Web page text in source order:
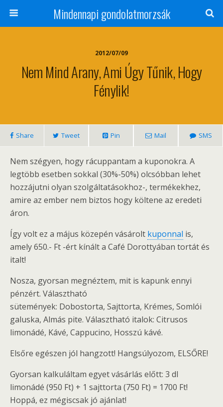
Mindennapi gondolatmorzsák
2012/07/09
Nem Mind Arany, Ami Úgy Tűnik, Hogy
Fénylik!
Share Tweet Pin Mail SMS
Nem szégyen, hogy rácuppantam a kuponokra. A
legtöbb esetben sokkal (30%-50%) olcsóbban lehet
hozzájutni olyan szolgáltatásokhoz-, termékekhez,
amire az ember nem biztos hogy költene az eredeti
áron.
Így volt ez a május közepén vásárolt kuponnal is,
amely 650.- Ft -ért kínált a Café Dorottyában tortát és
italt!
Nosza, gyorsan megnéztem, mit is kapunk ennyi
pénzért. Választható
sütemények: Dobostorta, Sajttorta, Krémes, Somlói
galuska, Almás pite. Választható italok: Citrusos
limonádé, Kávé, Cappucino, Hosszú kávé.
Elsőre egészen jól hangzott! Hangsúlyozom, ELSŐRE!
Gyorsan kalkuláltam egyet vásárlás előtt: 3 dl
limonádé (950 Ft) + 1 sajttorta (750 Ft) = 1700 Ft!
Hoppá, ez mégiscsak jó ajánlat!